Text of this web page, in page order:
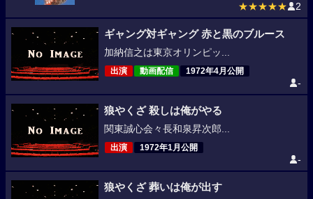
★★★★★ 2
ギャング対ギャング 赤と黒のブルース
加納信之は東京オリンピッ...
出演 動画配信 1972年4月公開
-
狼やくざ 殺しは俺がやる
関東誠心会々長和泉昇次郎...
出演 1972年1月公開
-
狼やくざ 葬いは俺が出す